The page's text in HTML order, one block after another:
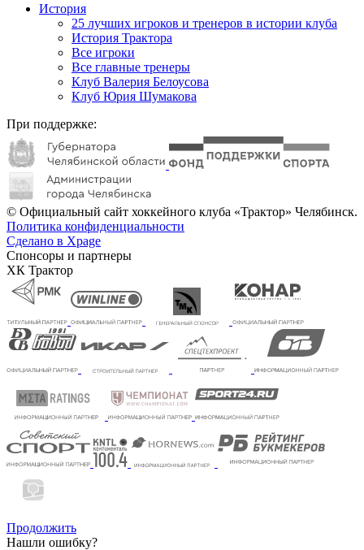
История
25 лучших игроков и тренеров в истории клуба
История Трактора
Все игроки
Все главные тренеры
Клуб Валерия Белоусова
Клуб Юрия Шумакова
При поддержке:
© Официальный сайт хоккейного клуба «Трактор» Челябинск.
Политика конфиденциальности
Сделано в Xpage
Спонсоры и партнеры
ХК Трактор
Продолжить
Нашли ошибку?